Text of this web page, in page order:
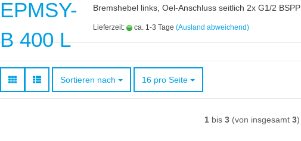
Bremshebel links, Oel-Anschluss seitlich 2x G1/2 BSPP
Lieferzeit: ca. 1-3 Tage (Ausland abweichend)
Sortieren nach
Sortieren nach 16 pro Seite
pro Seite
1 bis3 (von insgesamt3)